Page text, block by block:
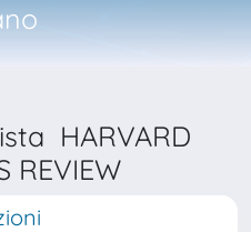
HARVARD
REVIEW